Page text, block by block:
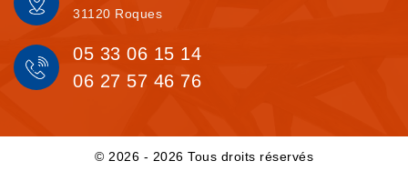
31120 Roques
05 33 06 15 14
06 27 57 46 76
© 2026 - 2026 Tous droits réservés